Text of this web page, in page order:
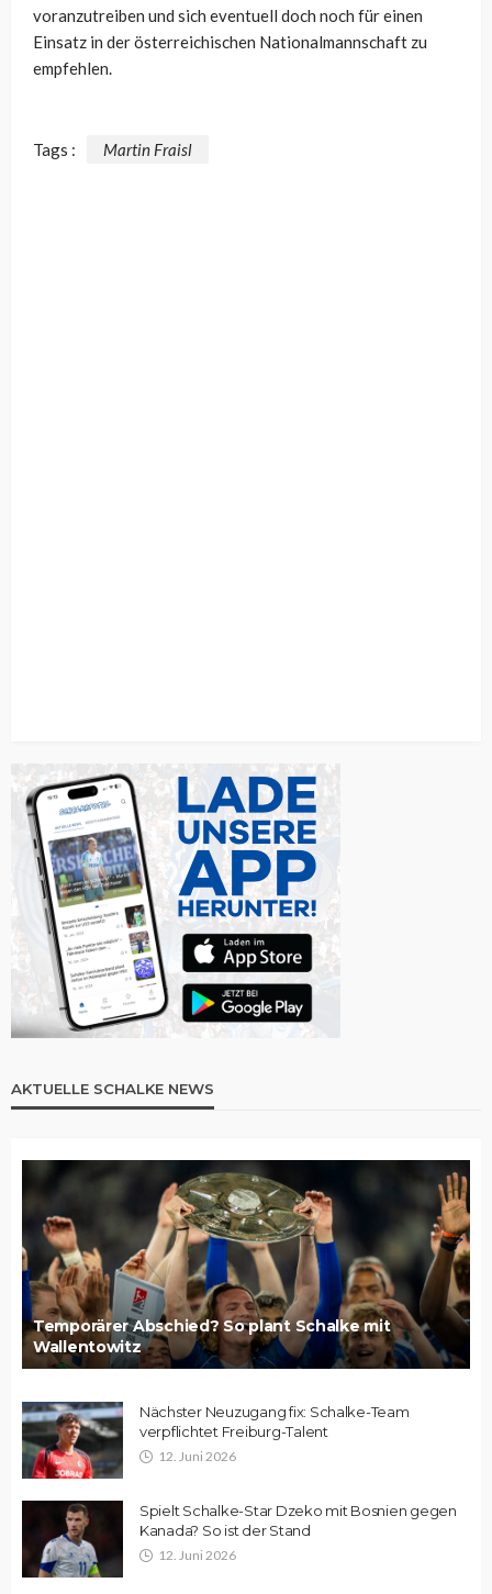
voranzutreiben und sich eventuell doch noch für einen
Einsatz in der österreichischen Nationalmannschaft zu
empfehlen.
Tags : Martin Fraisl
AKTUELLE SCHALKE NEWS
Temporärer Abschied? So plant Schalke mit
Wallentowitz
Nächster Neuzugang fix: Schalke-Team
verpflichtet Freiburg-Talent
12. Juni 2026
Spielt Schalke-Star Dzeko mit Bosnien gegen
Kanada? So ist der Stand
12. Juni 2026